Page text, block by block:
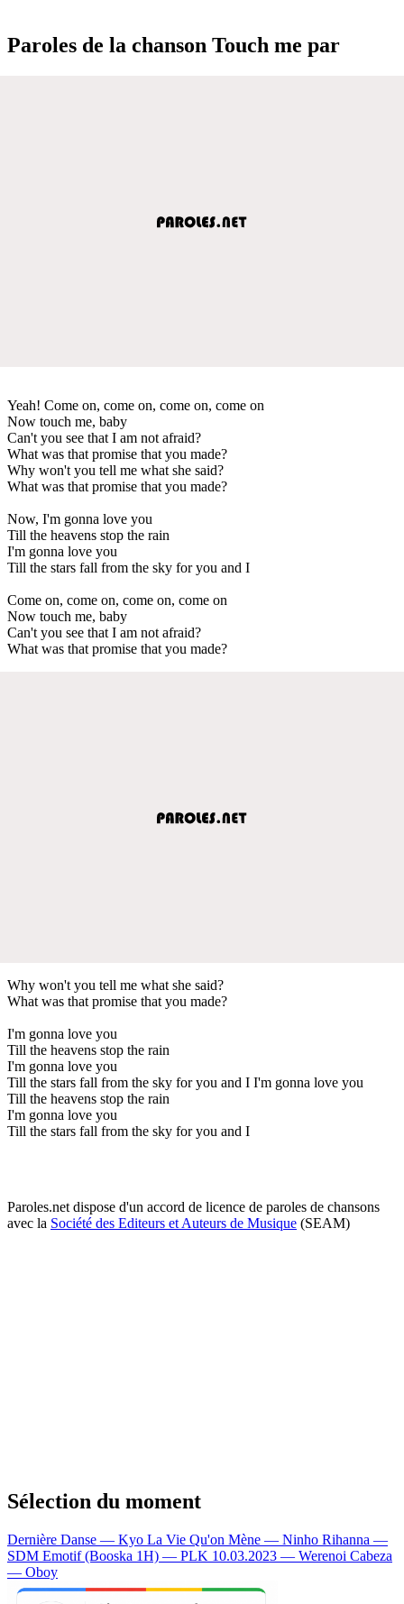
Paroles de la chanson Touch me par
Yeah! Come on, come on, come on, come on
Now touch me, baby
Can't you see that I am not afraid?
What was that promise that you made?
Why won't you tell me what she said?
What was that promise that you made?
Now, I'm gonna love you
Till the heavens stop the rain
I'm gonna love you
Till the stars fall from the sky for you and I
Come on, come on, come on, come on
Now touch me, baby
Can't you see that I am not afraid?
What was that promise that you made?
Why won't you tell me what she said?
What was that promise that you made?
I'm gonna love you
Till the heavens stop the rain
I'm gonna love you
Till the stars fall from the sky for you and I I'm gonna love you
Till the heavens stop the rain
I'm gonna love you
Till the stars fall from the sky for you and I
Paroles.net dispose d'un accord de licence de paroles de chansons
avec la Société des Editeurs et Auteurs de Musique (SEAM)
Sélection du moment
Dernière Danse — Kyo La Vie Qu'on Mène — Ninho Rihanna —
SDM Emotif (Booska 1H) — PLK 10.03.2023 — Werenoi Cabeza
— Oboy